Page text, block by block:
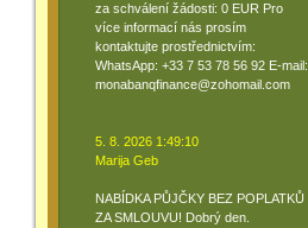
za schválení žádosti: 0 EUR Pro
více informací nás prosím
kontaktujte prostřednictvím:
WhatsApp: +33 7 53 78 56 92 E-mail:
monabanqfinance@zohomail.com
5. 8. 2026 1:49:10
Marija Geb
NABÍDKA PŮJČKY BEZ POPLATKŮ
ZA SMLOUVU! Dobrý den.